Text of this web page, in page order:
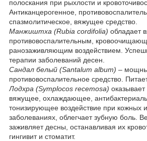
полоскания при рыхлости и
Антиканцерогенное,
спазмолитическое, вяжущее средство.
Манжиштха (Rubia cordifolia) обладает
противовоспалительным,
ранозаживляющим воздействием.
терапии заболеваний десен.
Сандал белый (Santalum album) –
противовоспалительное средство.
Лодхра (Symplocos recemosa)
вяжущее, охлаждающее,
тонизирующее воздействие при кожных
заболеваниях, облегчает зубную боль.
заживляет десны, останавливая их
гингивит и стоматит.